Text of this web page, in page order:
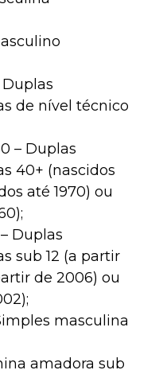
Duplas
de nível técnico
– Duplas
40+ (nascidos
até 1970) ou
Duplas
sub 12 (a partir
de 2006) ou
masculina
amadora sub